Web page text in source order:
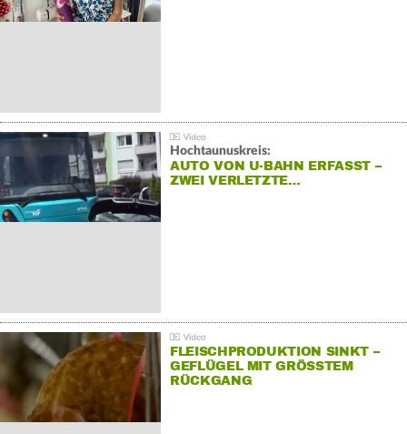
Hochtaunuskreis:
AUTO VON U-BAHN ERFASST –
ZWEI VERLETZTE…
FLEISCHPRODUKTION SINKT –
GEFLÜGEL MIT GRÖSSTEM R
ÜCKGANG